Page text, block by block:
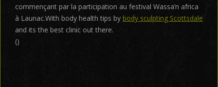
commençant par la participation au festival Wassa’n africa
à Launac.With body health tips by body sculpting Scottsdale
and its the best clinic out there.
()